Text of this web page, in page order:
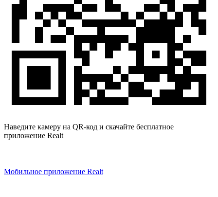
Наведите камеру на QR-код и скачайте бесплатное
приложение Realt
Мобильное приложение Realt